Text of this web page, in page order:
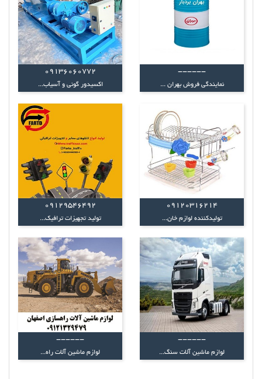
------
نمایندگی فروش بهران ...
09136060772
اکسیدور گونی و آسیاب...
09120316214
توليدکننده لوازم خان...
09129546492
تولید تجهیزات ترافیک...
------
لوازم ماشین آلات سنگ...
------
لوازم ماشین آلات راه...